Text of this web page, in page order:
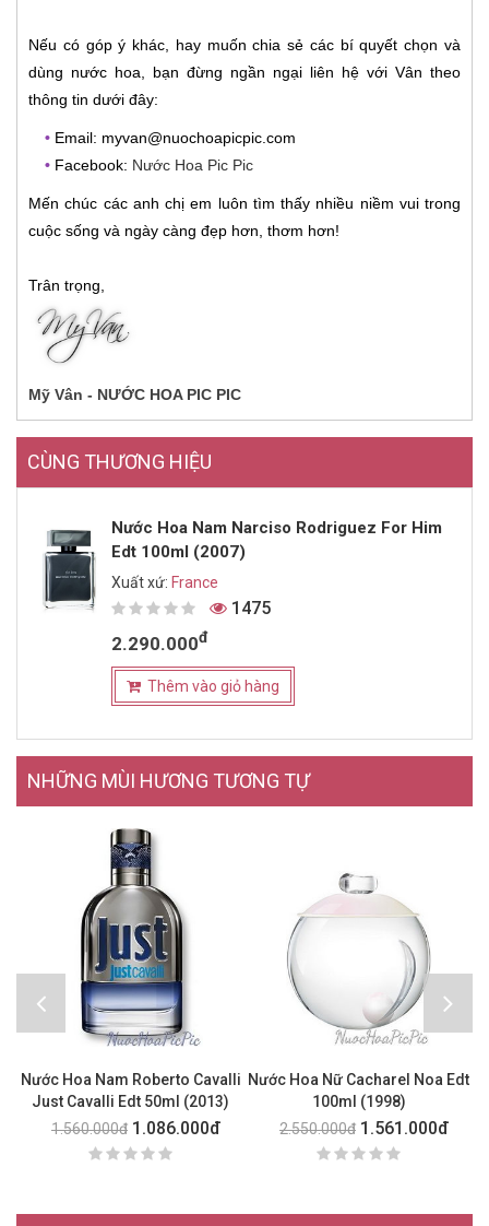
Nếu có góp ý khác, hay muốn chia sẻ các bí quyết chọn và
dùng nước hoa, bạn đừng ngần ngại liên hệ với Vân theo
thông tin dưới đây:
• Email: myvan@nuochoapicpic.com
• Facebook: Nước Hoa Pic Pic
Mến chúc các anh chị em luôn tìm thấy nhiều niềm vui trong
cuộc sống và ngày càng đẹp hơn, thơm hơn!
Trân trọng,
Mỹ Vân - NƯỚC HOA PIC PIC
CÙNG THƯƠNG HIỆU
Nước Hoa Nam Narciso Rodriguez For Him
Edt 100ml (2007)
Xuất xứ:France
1475
2.290.000đ
Thêm vào giỏ hàng
NHỮNG MÙI HƯƠNG TƯƠNG TỰ
Nước Hoa Nam Roberto Cavalli
Just Cavalli Edt 50ml (2013)
1.560.000đ 1.086.000đ
Nước Hoa Nữ Cacharel Noa Edt
100ml (1998)
2.550.000đ 1.561.000đ